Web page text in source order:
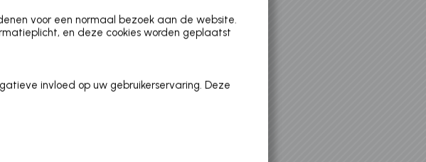
voor een normaal bezoek aan de website.
en deze cookies worden geplaatst
invloed op uw gebruikerservaring. Deze